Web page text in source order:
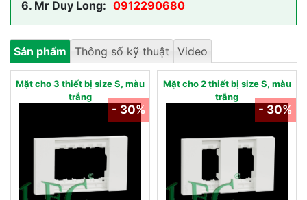
6. Mr Duy Long: 0912290680
Sản phẩm Thông số kỹ thuật Video
Mặt cho 3 thiết bị size S, màu
trắng
- 30%
Mặt cho 2 thiết bị size S, màu
trắng
- 30%